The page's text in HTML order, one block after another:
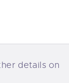
details on